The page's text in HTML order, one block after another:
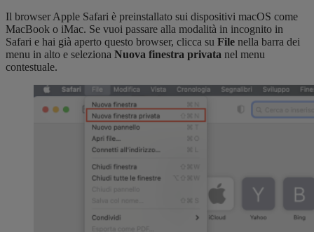
Il browser Apple Safari è preinstallato sui dispositivi macOS come
MacBook o iMac. Se vuoi passare alla modalità in incognito in
Safari e hai già aperto questo browser, clicca su File nella barra dei
menu in alto e seleziona Nuova finestra privata nel menu
contestuale.